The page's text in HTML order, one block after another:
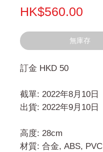
HK$560.00
無庫存
訂金 HKD 50
截單: 2022年8月10日
出貨: 2022年9月10日
高度: 28cm
材質: 合金, ABS, PVC